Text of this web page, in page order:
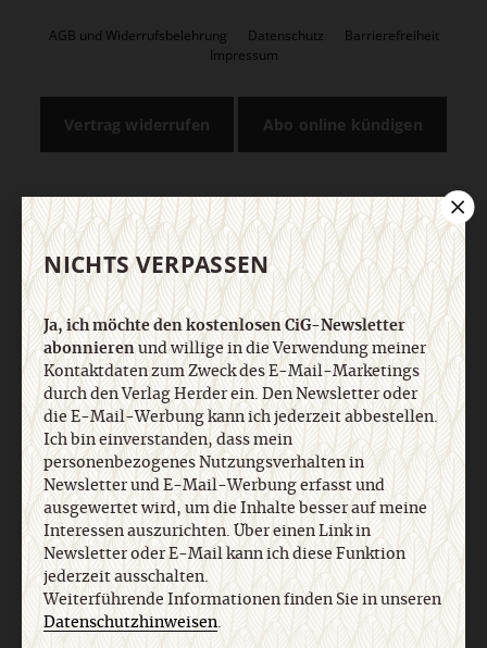
AGB und Widerrufsbelehrung Datenschutz
Barrierefreiheit
Impressum
Vertrag widerrufen Abo online kündigen
Nach oben
NICHTS VERPASSEN
Ja, ich möchte den kostenlosen CiG-Newsletter
abonnierenund willige in die Verwendung meiner
Kontaktdaten zum Zweck des E-Mail-Marketings
durch den Verlag Herder ein. Den Newsletter oder
die E-Mail-Werbung kann ich jederzeit abbestellen.
Ich bin einverstanden, dass mein
personenbezogenes Nutzungsverhalten in
Newsletter und E-Mail-Werbung erfasst und
ausgewertet wird, um die Inhalte besser auf meine
Interessen auszurichten. Über einen Link in
Newsletter oder E-Mail kann ich diese Funktion
jederzeit ausschalten.
Weiterführende Informationen finden Sie in unseren
Datenschutzhinweisen.